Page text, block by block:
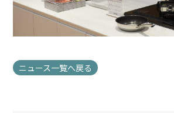
ニュース一覧へ戻る